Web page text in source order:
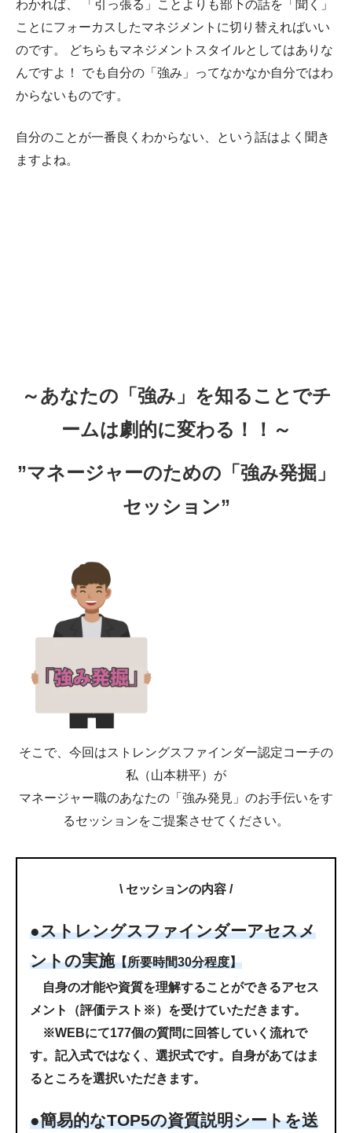
わかれば、 「引っ張る」ことよりも部下の話を「聞く」
ことにフォーカスしたマネジメントに切り替えればいい
のです。 どちらもマネジメントスタイルとしてはありな
んですよ！ でも自分の「強み」ってなかなか自分ではわ
からないものです。
自分のことが一番良くわからない、という話はよく聞き
ますよね。
～あなたの「強み」を知ることでチ
ームは劇的に変わる！！～
”マネージャーのための「強み発掘」
セッション”
そこで、今回はストレングスファインダー認定コーチの
私（山本耕平）が
マネージャー職のあなたの「強み発見」のお手伝いをす
るセッションをご提案させてください。
\ セッションの内容 /
●ストレングスファインダーアセスメ
ントの実施【所要時間30分程度】
自身の才能や資質を理解することができるアセス
メント（評価テスト※）を受けていただきます。
※WEBにて177個の質問に回答していく流れで
す。記入式ではなく、選択式です。自身があてはま
るところを選択いただきます。
●簡易的なTOP5の資質説明シートを送